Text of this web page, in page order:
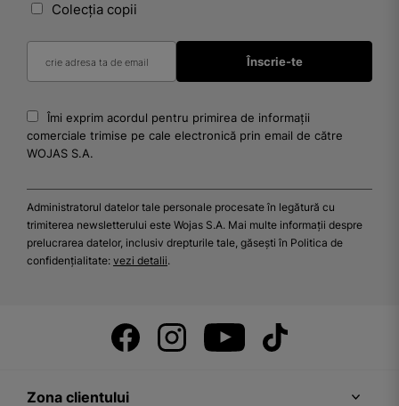
Colecția copii
Îmi exprim acordul pentru primirea de informații
comerciale trimise pe cale electronică prin email de către
WOJAS S.A.
Administratorul datelor tale personale procesate în legătură cu
trimiterea newsletterului este Wojas S.A. Mai multe informații despre
prelucrarea datelor, inclusiv drepturile tale, găsești în Politica de
confidențialitate: vezi detalii.
Zona clientului